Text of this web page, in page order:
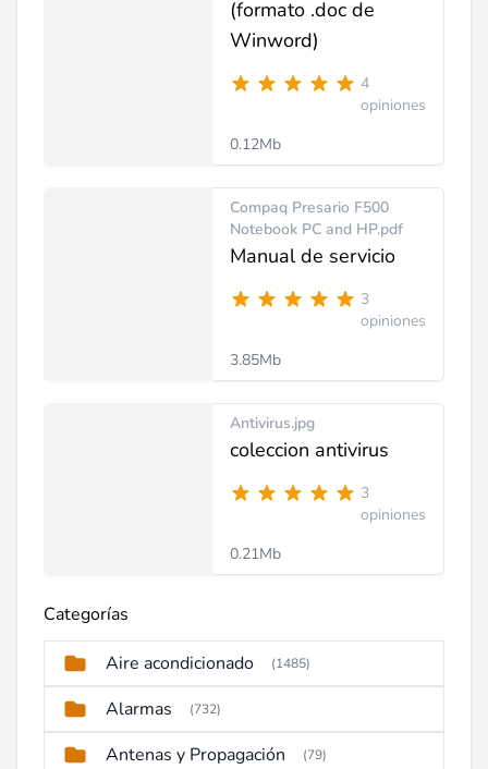
(formato .doc de
Winword)
4
opiniones
0.12Mb
Compaq Presario F500
Notebook PC and HP.pdf
Manual de servicio
3
opiniones
3.85Mb
Antivirus.jpg
coleccion antivirus
3
opiniones
0.21Mb
Categorías
Aire acondicionado (1485)
Alarmas (732)
Antenas y Propagación (79)